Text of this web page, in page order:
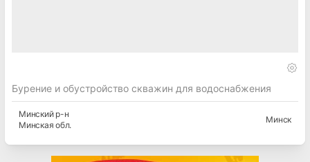
Бурение и обустройство скважин для водоснабжения
Минскийр-н
Минская обл.
Минск